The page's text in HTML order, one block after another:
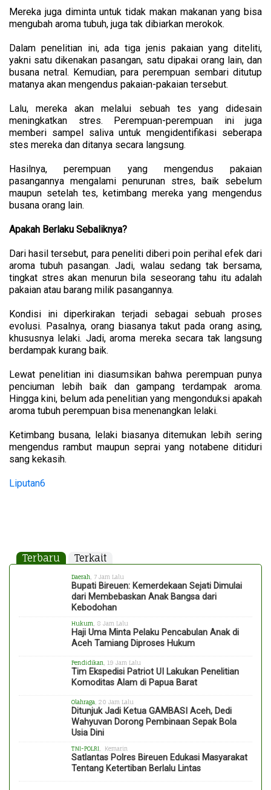
Mereka juga diminta untuk tidak makan makanan yang bisa
mengubah aroma tubuh, juga tak dibiarkan merokok.
Dalam penelitian ini, ada tiga jenis pakaian yang diteliti,
yakni satu dikenakan pasangan, satu dipakai orang lain, dan
busana netral. Kemudian, para perempuan sembari ditutup
matanya akan mengendus pakaian-pakaian tersebut.
Lalu, mereka akan melalui sebuah tes yang didesain
meningkatkan stres. Perempuan-perempuan ini juga
memberi sampel saliva untuk mengidentifikasi seberapa
stes mereka dan ditanya secara langsung.
Hasilnya, perempuan yang mengendus pakaian
pasangannya mengalami penurunan stres, baik sebelum
maupun setelah tes, ketimbang mereka yang mengendus
busana orang lain.
Apakah Berlaku Sebaliknya?
Dari hasil tersebut, para peneliti diberi poin perihal efek dari
aroma tubuh pasangan. Jadi, walau sedang tak bersama,
tingkat stres akan menurun bila seseorang tahu itu adalah
pakaian atau barang milik pasangannya.
Kondisi ini diperkirakan terjadi sebagai sebuah proses
evolusi. Pasalnya, orang biasanya takut pada orang asing,
khususnya lelaki. Jadi, aroma mereka secara tak langsung
berdampak kurang baik.
Lewat penelitian ini diasumsikan bahwa perempuan punya
penciuman lebih baik dan gampang terdampak aroma.
Hingga kini, belum ada penelitian yang mengonduksi apakah
aroma tubuh perempuan bisa menenangkan lelaki.
Ketimbang busana, lelaki biasanya ditemukan lebih sering
mengendus rambut maupun seprai yang notabene ditiduri
sang kekasih.
Liputan6
Terbaru Terkait
Daerah , 7 Jam Lalu
Bupati Bireuen: Kemerdekaan Sejati Dimulai
dari Membebaskan Anak Bangsa dari
Kebodohan
Hukum , 8 Jam Lalu
Haji Uma Minta Pelaku Pencabulan Anak di
Aceh Tamiang Diproses Hukum
Pendidikan , 19 Jam Lalu
Tim Ekspedisi Patriot UI Lakukan Penelitian
Komoditas Alam di Papua Barat
Olahraga , 20 Jam Lalu
Ditunjuk Jadi Ketua GAMBASI Aceh, Dedi
Wahyuvan Dorong Pembinaan Sepak Bola
Usia Dini
TNI-POLRI , Kemarin
Satlantas Polres Bireuen Edukasi Masyarakat
Tentang Ketertiban Berlalu Lintas